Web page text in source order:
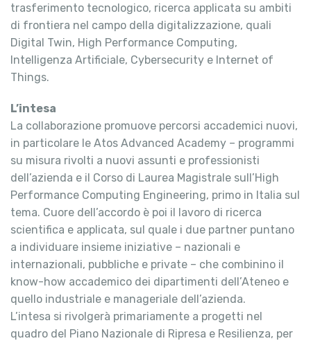
trasferimento tecnologico, ricerca applicata su ambiti
di frontiera nel campo della digitalizzazione, quali
Digital Twin, High Performance Computing,
Intelligenza Artificiale, Cybersecurity e Internet of
Things.
L’intesa
La collaborazione promuove percorsi accademici nuovi,
in particolare le Atos Advanced Academy – programmi
su misura rivolti a nuovi assunti e professionisti
dell’azienda e il Corso di Laurea Magistrale sull’High
Performance Computing Engineering, primo in Italia sul
tema. Cuore dell’accordo è poi il lavoro di ricerca
scientifica e applicata, sul quale i due partner puntano
a individuare insieme iniziative – nazionali e
internazionali, pubbliche e private – che combinino il
know-how accademico dei dipartimenti dell’Ateneo e
quello industriale e manageriale dell’azienda.
L’intesa si rivolgerà primariamente a progetti nel
quadro del Piano Nazionale di Ripresa e Resilienza, per